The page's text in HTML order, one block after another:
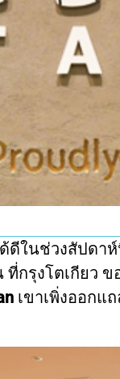
ดีในช่วงสัปดา
กรุงโตเกียว ข
เขาเพิ่งออกแ